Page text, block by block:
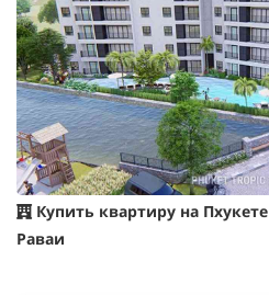
Купить квартиру на Пхукете
Раваи